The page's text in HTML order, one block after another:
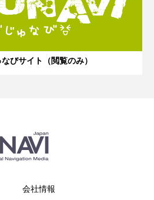
びサイト（閲覧のみ）
会社情報